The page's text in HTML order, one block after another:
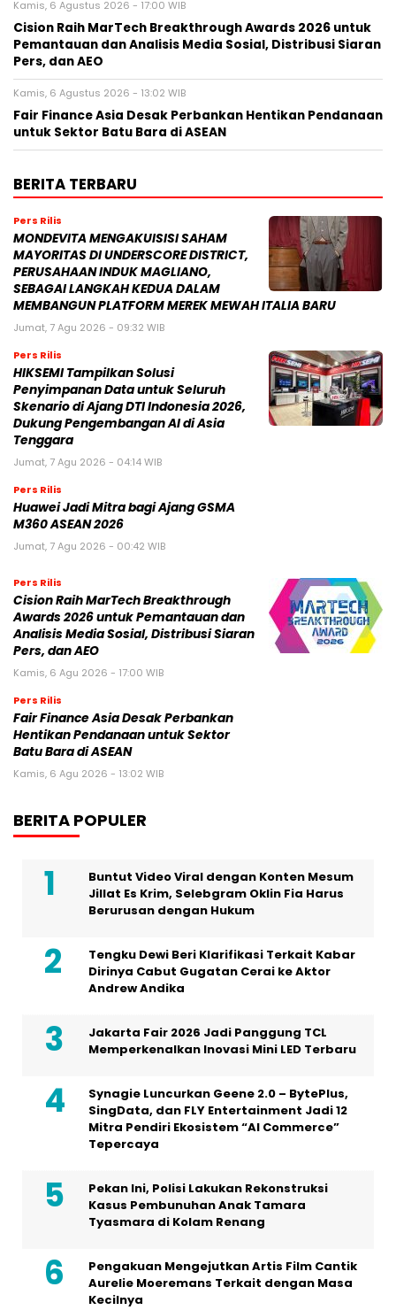
Kamis, 6 Agustus 2026 - 17:00 WIB
Cision Raih MarTech Breakthrough Awards 2026 untuk
Pemantauan dan Analisis Media Sosial, Distribusi Siaran
Pers, dan AEO
Kamis, 6 Agustus 2026 - 13:02 WIB
Fair Finance Asia Desak Perbankan Hentikan Pendanaan
untuk Sektor Batu Bara di ASEAN
BERITA TERBARU
Pers Rilis
MONDEVITA MENGAKUISISI SAHAM
MAYORITAS DI UNDERSCORE DISTRICT,
PERUSAHAAN INDUK MAGLIANO,
SEBAGAI LANGKAH KEDUA DALAM
MEMBANGUN PLATFORM MEREK MEWAH ITALIA BARU
Jumat, 7 Agu 2026 - 09:32 WIB
Pers Rilis
HIKSEMI Tampilkan Solusi
Penyimpanan Data untuk Seluruh
Skenario di Ajang DTI Indonesia 2026,
Dukung Pengembangan AI di Asia
Tenggara
Jumat, 7 Agu 2026 - 04:14 WIB
Pers Rilis
Huawei Jadi Mitra bagi Ajang GSMA
M360 ASEAN 2026
Jumat, 7 Agu 2026 - 00:42 WIB
Pers Rilis
Cision Raih MarTech Breakthrough
Awards 2026 untuk Pemantauan dan
Analisis Media Sosial, Distribusi Siaran
Pers, dan AEO
Kamis, 6 Agu 2026 - 17:00 WIB
Pers Rilis
Fair Finance Asia Desak Perbankan
Hentikan Pendanaan untuk Sektor
Batu Bara di ASEAN
Kamis, 6 Agu 2026 - 13:02 WIB
BERITA POPULER
Buntut Video Viral dengan Konten Mesum
Jillat Es Krim, Selebgram Oklin Fia Harus
Berurusan dengan Hukum
Tengku Dewi Beri Klarifikasi Terkait Kabar
Dirinya Cabut Gugatan Cerai ke Aktor
Andrew Andika
Jakarta Fair 2026 Jadi Panggung TCL
Memperkenalkan Inovasi Mini LED Terbaru
Synagie Luncurkan Geene 2.0 – BytePlus,
SingData, dan FLY Entertainment Jadi 12
Mitra Pendiri Ekosistem “AI Commerce”
Tepercaya
Pekan Ini, Polisi Lakukan Rekonstruksi
Kasus Pembunuhan Anak Tamara
Tyasmara di Kolam Renang
Pengakuan Mengejutkan Artis Film Cantik
Aurelie Moeremans Terkait dengan Masa
Kecilnya